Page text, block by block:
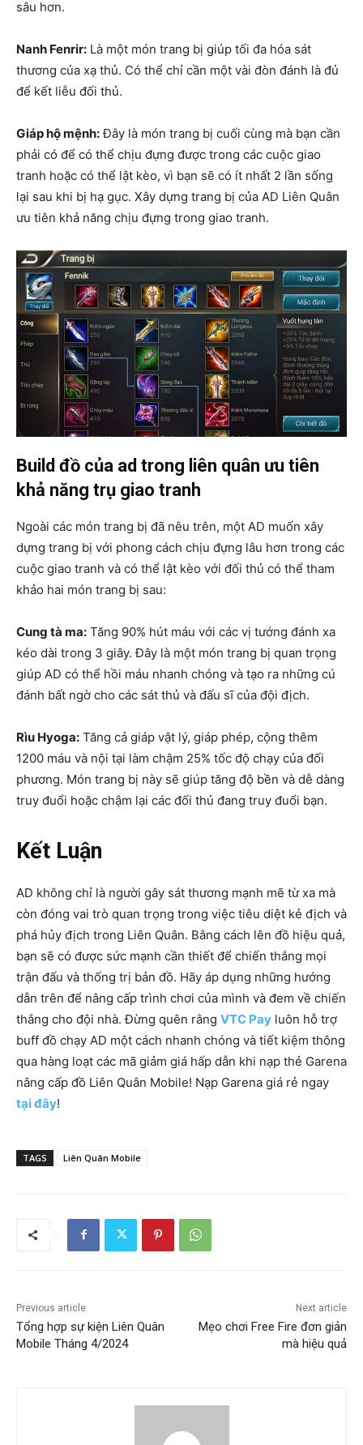
sâu hơn.
Nanh Fenrir: Là một món trang bị giúp tối đa hóa sát
thương của xạ thủ. Có thể chỉ cần một vài đòn đánh là đủ
để kết liễu đối thủ.
Giáp hộ mệnh:Đây là món trang bị cuối cùng mà bạn cần
phải có để có thể chịu đựng được trong các cuộc giao
tranh hoặc có thể lật kèo, vì bạn sẽ có ít nhất 2 lần sống
lại sau khi bị hạ gục. Xây dựng trang bị của AD Liên Quân
ưu tiên khả năng chịu đựng trong giao tranh.
Build đồ của ad trong liên quân ưu tiên
khả năng trụ giao tranh
Ngoài các món trang bị đã nêu trên, một AD muốn xây
dựng trang bị với phong cách chịu đựng lâu hơn trong các
cuộc giao tranh và có thể lật kèo với đối thủ có thể tham
khảo hai món trang bị sau:
Cung tà ma: Tăng 90% hút máu với các vị tướng đánh xa
kéo dài trong 3 giây. Đây là một món trang bị quan trọng
giúp AD có thể hồi máu nhanh chóng và tạo ra những cú
đánh bất ngờ cho các sát thủ và đấu sĩ của đội địch.
Rìu Hyoga: Tăng cả giáp vật lý, giáp phép, cộng thêm
1200 máu và nội tại làm chậm 25% tốc độ chạy của đối
phương. Món trang bị này sẽ giúp tăng độ bền và dễ dàng
truy đuổi hoặc chậm lại các đối thủ đang truy đuổi bạn.
Kết Luận
AD không chỉ là người gây sát thương mạnh mẽ từ xa mà
còn đóng vai trò quan trọng trong việc tiêu diệt kẻ địch và
phá hủy địch trong Liên Quân. Bằng cách lên đồ hiệu quả,
bạn sẽ có được sức mạnh cần thiết để chiến thắng mọi
trận đấu và thống trị bản đồ. Hãy áp dụng những hướng
dẫn trên để nâng cấp trình chơi của mình và đem về chiến
thắng cho đội nhà. Đừng quên rằng VTC Pay luôn hỗ trợ
buff đồ chạy AD một cách nhanh chóng và tiết kiệm thông
qua hàng loạt các mã giảm giá hấp dẫn khi nạp thẻ Garena
nâng cấp đồ Liên Quân Mobile! Nạp Garena giá rẻ ngay
tại đây!
TAGS Liên Quân Mobile
Previous article
Tổng hợp sự kiện Liên Quân
Mobile Tháng 4/2024
Next article
Mẹo chơi Free Fire đơn giản
mà hiệu quả